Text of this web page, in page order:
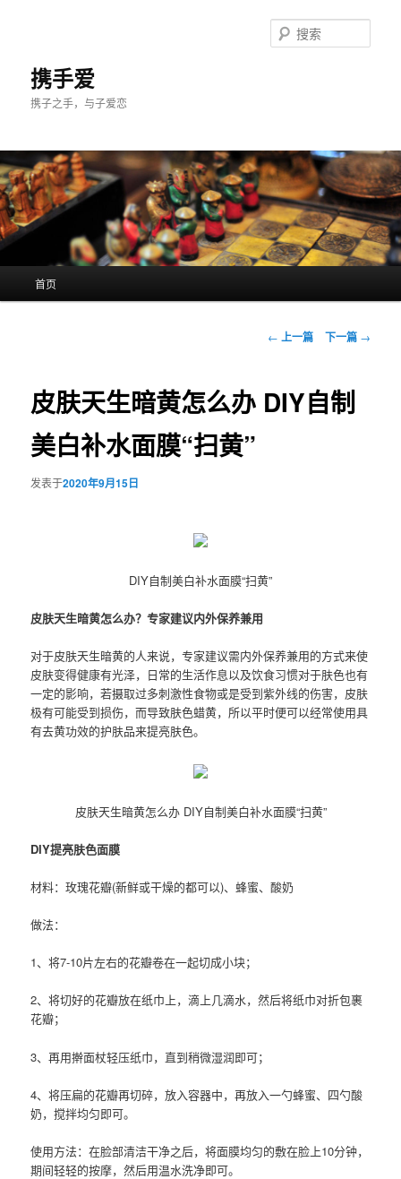
携手爱
携子之手，与子爱恋
索
首页
文
航
← 上一篇 下一篇 →
皮肤天生暗黄怎么办 DIY自制
美白补水面膜“扫黄”
发表于2020年9月15日
DIY自制美白补水面膜“扫黄”
皮肤天生暗黄怎么办？专家建议内外保养兼用
对于皮肤天生暗黄的人来说，专家建议需内外保养兼用的方式来使
皮肤变得健康有光泽，日常的生活作息以及饮食习惯对于肤色也有
一定的影响，若摄取过多刺激性食物或是受到紫外线的伤害，皮肤
极有可能受到损伤，而导致肤色蜡黄，所以平时便可以经常使用具
有去黄功效的护肤品来提亮肤色。
皮肤天生暗黄怎么办 DIY自制美白补水面膜“扫黄”
DIY提亮肤色面膜
材料：玫瑰花瓣(新鲜或干燥的都可以)、蜂蜜、酸奶
做法：
1、将7-10片左右的花瓣卷在一起切成小块；
2、将切好的花瓣放在纸巾上，滴上几滴水，然后将纸巾对折包裹
花瓣；
3、再用擀面杖轻压纸巾，直到稍微湿润即可；
4、将压扁的花瓣再切碎，放入容器中，再放入一勺蜂蜜、四勺酸
奶，搅拌均匀即可。
使用方法：在脸部清洁干净之后，将面膜均匀的敷在脸上10分钟，
期间轻轻的按摩，然后用温水洗净即可。